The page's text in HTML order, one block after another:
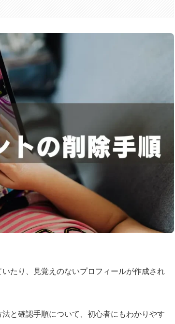
たり、見覚えのないプロフィールが作成され
と確認手順について、初心者にもわかりやす